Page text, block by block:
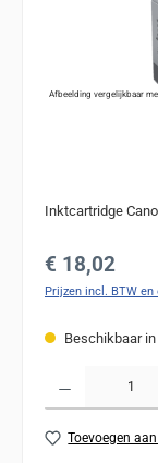
Afbeelding vergelijkbaar
Inktcartridge
Normale prijs:
€ 18,02
Prijzen incl. BTW
Beschikbaar
Toevoegen